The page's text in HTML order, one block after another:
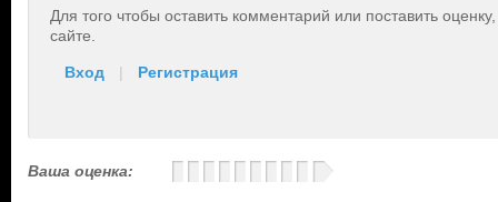
Для того чтобы оставить комментарий или поставить
сайте.
Вход | Регистрация
Ваша оценка: